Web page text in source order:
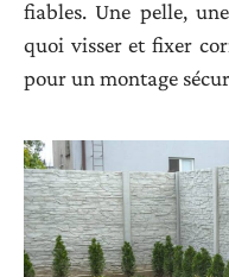
fiables. Une pelle,
quoi visser et fixer
pour un montage